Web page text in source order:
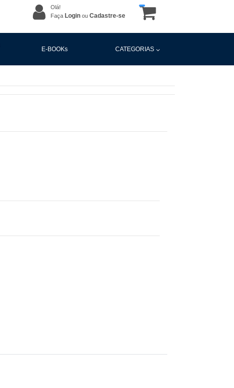
Olá!
Faça Login ou Cadastre-se
E-BOOKs CATEGORIAS